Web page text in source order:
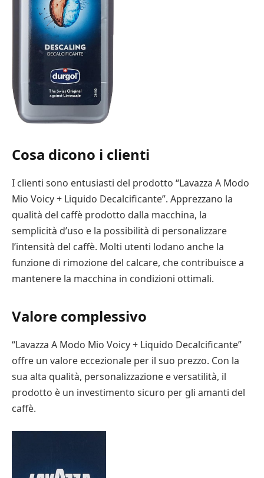
Cosa dicono i clienti
I clienti sono entusiasti del prodotto “Lavazza A Modo
Mio Voicy + Liquido Decalcificante”. Apprezzano la
qualità del caffè prodotto dalla macchina, la
semplicità d’uso e la possibilità di personalizzare
l’intensità del caffè. Molti utenti lodano anche la
funzione di rimozione del calcare, che contribuisce a
mantenere la macchina in condizioni ottimali.
Valore complessivo
“Lavazza A Modo Mio Voicy + Liquido Decalcificante”
offre un valore eccezionale per il suo prezzo. Con la
sua alta qualità, personalizzazione e versatilità, il
prodotto è un investimento sicuro per gli amanti del
caffè.